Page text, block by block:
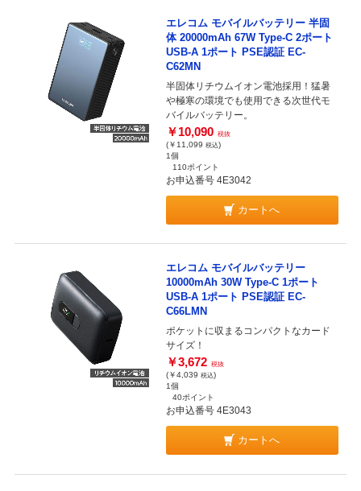
エレコム モバイルバッテリー 半固
体 20000mAh 67W Type-C 2ポート
USB-A 1ポート PSE認証 EC-
C62MN
半固体リチウムイオン電池採用！猛暑
や極寒の環境でも使用できる次世代モ
バイルバッテリー。
￥10,090 税抜
(￥11,099 税込)
1個
110ポイント
お申込番号 4E3042
カートへ
エレコム モバイルバッテリー
10000mAh 30W Type-C 1ポート
USB-A 1ポート PSE認証 EC-
C66LMN
ポケットに収まるコンパクトなカード
サイズ！
￥3,672 税抜
(￥4,039 税込)
1個
40ポイント
お申込番号 4E3043
カートへ